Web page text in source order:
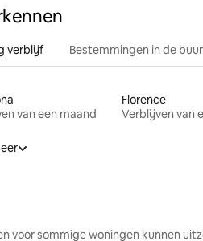
verblijf Bestemmingen in de
van een maand
Florence
Verblijven van
voor sommige woningen kunnen